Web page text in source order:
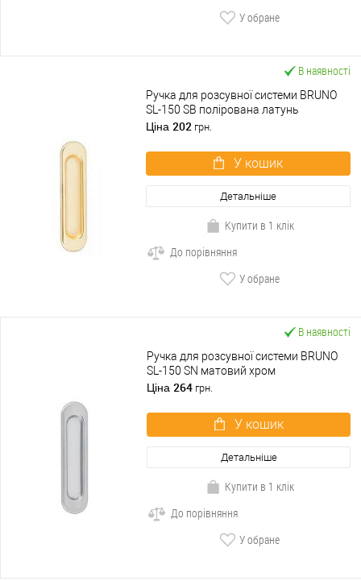
У обране
В наявності
Ручка для розсувної системи BRUNO
SL-150 SB полірована латунь
Ціна 202 грн.
У кошик
Детальніше
Купити в 1 клік
До порівняння
У обране
В наявності
Ручка для розсувної системи BRUNO
SL-150 SN матовий хром
Ціна 264 грн.
У кошик
Детальніше
Купити в 1 клік
До порівняння
У обране